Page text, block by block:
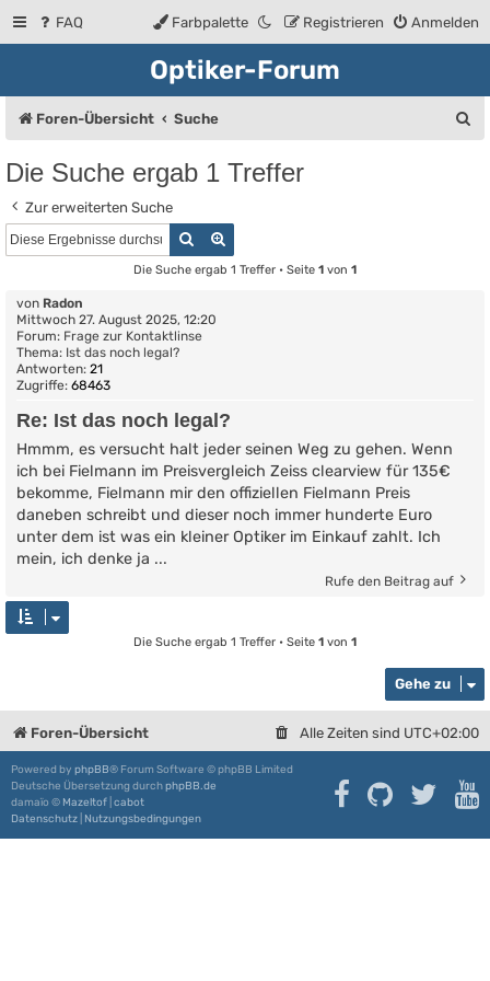
FAQ Anmelden
Registrieren
Farbpalette
Optiker-Forum
Foren-Übersicht Suche
Die Suche ergab 1 Treffer
Zur erweiterten Suche
Suche
Die Suche ergab 1 Treffer • Seite 1 von 1
von Radon
Mittwoch 27. August 2025, 12:20
Forum: Frage zur Kontaktlinse
Thema: Ist das noch legal?
Antworten: 21
Zugriffe: 68463
Re: Ist das noch legal?
Hmmm, es versucht halt jeder seinen Weg zu gehen. Wenn
ich bei Fielmann im Preisvergleich Zeiss clearview für 135€
bekomme, Fielmann mir den offiziellen Fielmann Preis
daneben schreibt und dieser noch immer hunderte Euro
unter dem ist was ein kleiner Optiker im Einkauf zahlt. Ich
mein, ich denke ja ...
Rufe den Beitrag auf
Die Suche ergab 1 Treffer • Seite 1 von 1
Gehe zu
Foren-Übersicht Alle Zeiten sind UTC+02:00
Powered by phpBB® Forum Software © phpBB Limited
Deutsche Übersetzung durchphpBB.de
damaïo © Mazeltof cabot
Datenschutz Nutzungsbedingungen